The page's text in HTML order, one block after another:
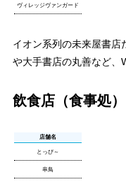
ヴィレッジヴァンガード
イオン系列の未来屋書店
や大手書店の丸善など、
飲食店（食事処）
店舗名
とっぴ～
串鳥